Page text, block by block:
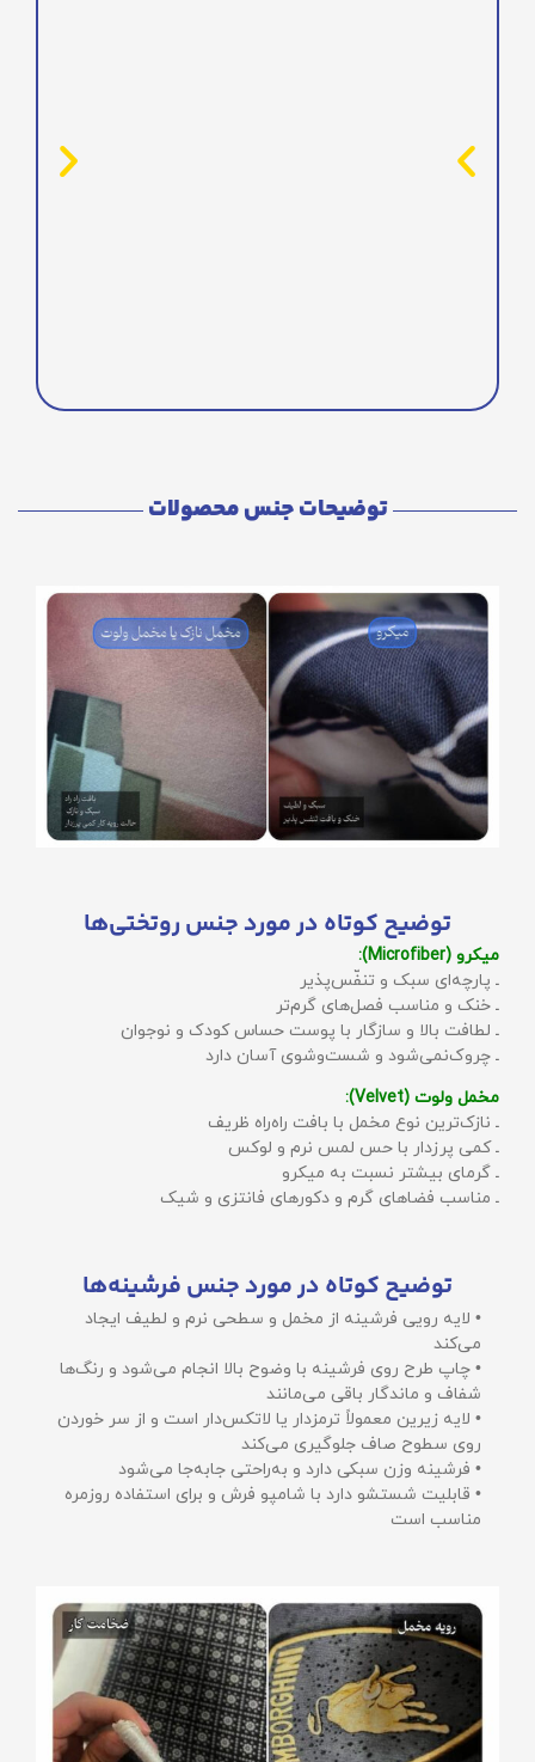
توضیحات جنس محصولات
توضیح کوتاه در مورد جنس روتختی‌ها
میکرو (Microfiber):
ـ پارچه‌ای سبک و تنفّس‌پذیر
ـ خنک و مناسب فصل‌های گرم‌تر
ـ لطافت بالا و سازگار با پوست حساس کودک و نوجوان
ـ چروک‌نمی‌شود و شست‌وشوی آسان دارد
مخمل ولوت (Velvet):
ـ نازک‌ترین نوع مخمل با بافت راه‌راه ظریف
ـ کمی پرزدار با حس لمس نرم و لوکس
ـ گرمای بیشتر نسبت به میکرو
ـ مناسب فضاهای گرم و دکورهای فانتزی و شیک
توضیح کوتاه در مورد جنس فرشینه‌ها
• لایه رویی فرشینه از مخمل و سطحی نرم و لطیف ایجاد
می‌کند
• چاپ طرح روی فرشینه با وضوح بالا انجام می‌شود و رنگ‌ها
شفاف و ماندگار باقی می‌مانند
• لایه زیرین معمولاً ترمزدار یا لاتکس‌دار است و از سر خوردن
روی سطوح صاف جلوگیری می‌کند
• فرشینه وزن سبکی دارد و به‌راحتی جابه‌جا می‌شود
• قابلیت شستشو دارد با شامپو فرش و برای استفاده روزمره
مناسب است